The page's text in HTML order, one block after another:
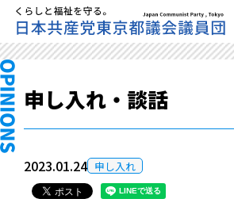
申し入れ・談話
2023.01.24 申し入れ